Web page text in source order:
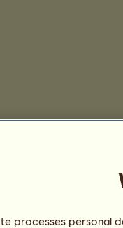
processes personal